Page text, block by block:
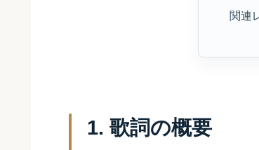
関連
1. 歌詞の概要